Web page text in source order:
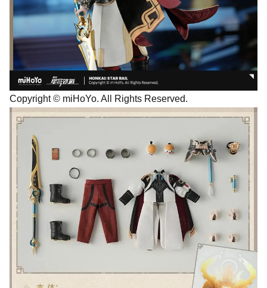
Copyright © miHoYo. All Rights Reserved.